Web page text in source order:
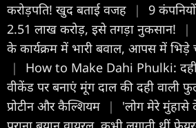
करोड़पति! खुद बताई वजह
|
9
2.51 लाख करोड़, इसे तगड़ा नुकसान!
|
के कार्यक्रम में भारी बवाल, आपस में भिड़े
|
How to Make Dahi Phulki:
वीकेंड पर बनाएं मूंग दाल की दही वाली
प्रोटीन और कैल्शियम
|
'लोग मेरे मुंहासे